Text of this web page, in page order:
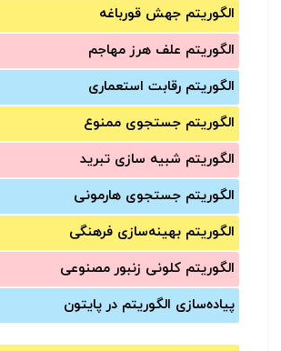
الگوریتم جهش قورباغه
الگوریتم علف هرز مهاجم
الگوریتم رقابت استعماری
الگوریتم جستجوی ممنوع
الگوریتم شبیه سازی تبرید
الگوریتم جستجوی هارمونی
الگوریتم بهینه‌سازی فرهنگی
الگوریتم کلونی زنبور مصنوعی
پیاده‌سازی الگوریتم در پایتون